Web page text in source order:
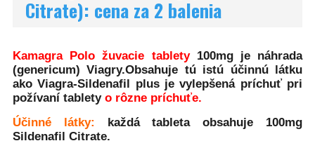
Citrate): cena za 2 balenia
Kamagra Polo žuvacie tablety 100mgje náhrada
(genericum)Viagry.Obsahuje tú istú účinnú látku
ako Viagra-Sildenafil plus je vylepšená príchuť pri
požívaní tablety o rôzne príchuťe.
Účinné látky: každá tableta obsahuje 100mg
Sildenafil Citrate.